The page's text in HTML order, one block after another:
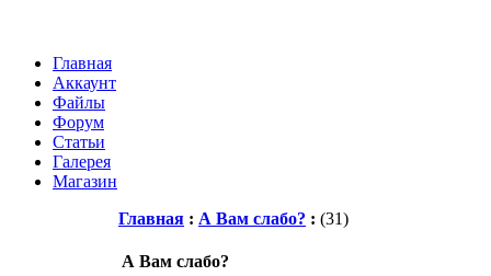
Главная
Аккаунт
Файлы
Форум
Статьи
Галерея
Магазин
Главная : А Вам слабо? : (31)
А Вам слабо?